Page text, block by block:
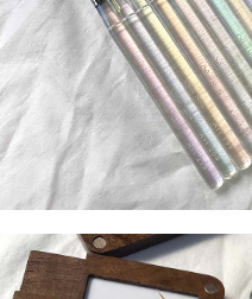
是否繳費成功／繳費後需取消欲退
客戶支援中心」https://
【注意事項】
１．透過由恩沛科技股份有限公司
易，需依本服務之必要範圍內提
權轉讓予恩沛科技股份有限公司。
２．關於個人資料處理事宜，請瀏
https://aftee.tw/terms/#terms3
３．未成年的使用者請事先徵得法
任。
４．使用「AFTEE先享後付」時
時審查核予不同之上限額度；若仍
每筆NT$70，滿NT$2,500(含
宅配 (可指定時間)
每筆NT$100，滿NT$2,500(含
郵局郵寄
每筆NT$100，滿NT$2,500(含